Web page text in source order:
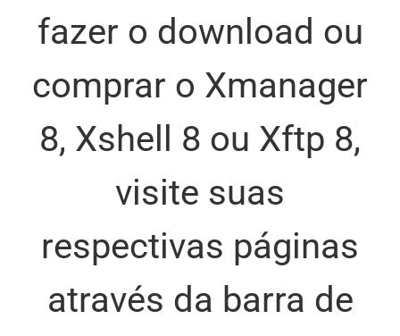
fazer o download ou
comprar o Xmanager
8, Xshell 8 ou Xftp 8,
visite suas
respectivas páginas
através da barra de